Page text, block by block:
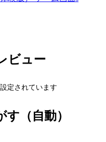
ビュー
定されています
（自動）